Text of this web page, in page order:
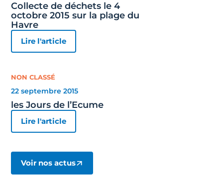
Collecte de déchets le 4
octobre 2015 sur la plage du
Havre
Lire l'article
NON CLASSÉ
22 septembre 2015
les Jours de l’Ecume
Lire l'article
Voir nos actus